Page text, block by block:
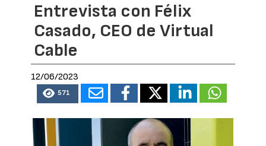
Entrevista con Félix
Casado, CEO de Virtual
Cable
12/06/2023
571